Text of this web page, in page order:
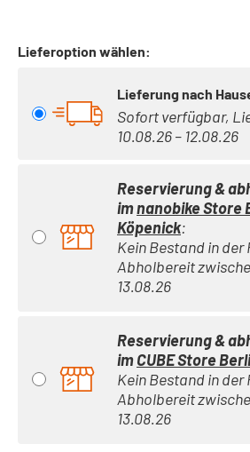
Lieferoption wählen:
Lieferung nach
Sofort verfügbar,
10.08.26 – 12.08.26
Reservierung &
imnanobike Store
Köpenick:
Kein Bestand in der
Abholbereit
13.08.26
Reservierung &
imCUBE Store
Kein Bestand in der
Abholbereit
13.08.26